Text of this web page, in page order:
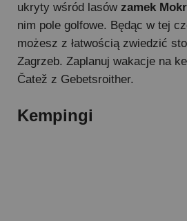
ukryty wśród lasów zamek
nim pole golfowe. Będąc w tej
możesz z łatwością zwiedzić
Zagrzeb. Zaplanuj wakacje na
Čatež z Gebetsroither.
Kempingi